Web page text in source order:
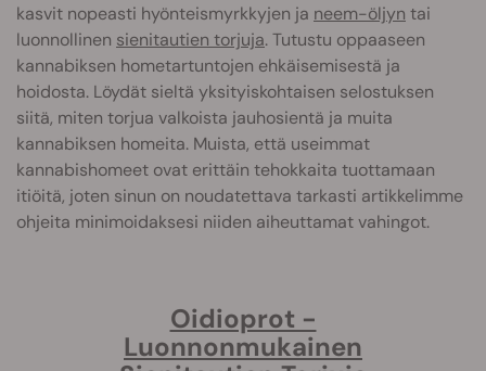
kasvit nopeasti hyönteismyrkkyjen ja neem-öljyn tai
luonnollinen sienitautien torjuja. Tutustu oppaaseen
kannabiksen hometartuntojen ehkäisemisestä ja
hoidosta. Löydät sieltä yksityiskohtaisen selostuksen
siitä, miten torjua valkoista jauhosientä ja muita
kannabiksen homeita. Muista, että useimmat
kannabishomeet ovat erittäin tehokkaita tuottamaan
itiöitä, joten sinun on noudatettava tarkasti artikkelimme
ohjeita minimoidaksesi niiden aiheuttamat vahingot.
Oidioprot -
Luonnonmukainen